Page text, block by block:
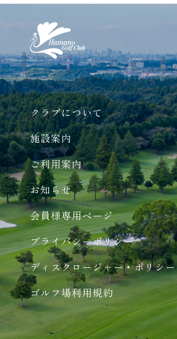
クラブについて
施設案内
ご利用案内
お知らせ
会員様専用ページ
プライバシーポリシー
ディスクロージャー・ポリシー
ゴルフ場利用規約